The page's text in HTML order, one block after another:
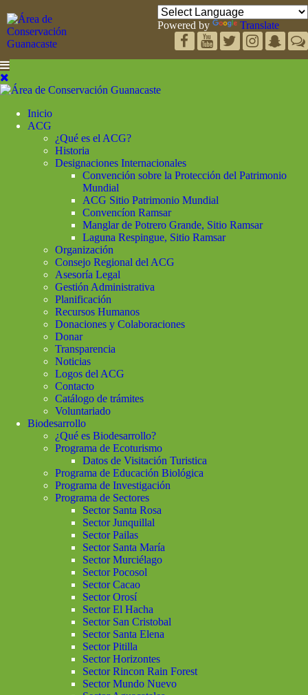
Powered by Translate
Inicio
ACG
¿Qué es el ACG?
Historia
Designaciones Internacionales
Convención sobre la Protección del Patrimonio
Mundial
ACG Sitio Patrimonio Mundial
Convencíon Ramsar
Manglar de Potrero Grande, Sitio Ramsar
Laguna Respingue, Sitio Ramsar
Organización
Consejo Regional del ACG
Asesoría Legal
Gestión Administrativa
Planificación
Recursos Humanos
Donaciones y Colaboraciones
Donar
Transparencia
Noticias
Logos del ACG
Contacto
Catálogo de trámites
Voluntariado
Biodesarrollo
¿Qué es Biodesarrollo?
Programa de Ecoturismo
Datos de Visitación Turistica
Programa de Educación Biológica
Programa de Investigación
Programa de Sectores
Sector Santa Rosa
Sector Junquillal
Sector Pailas
Sector Santa María
Sector Murciélago
Sector Pocosol
Sector Cacao
Sector Orosí
Sector El Hacha
Sector San Cristobal
Sector Santa Elena
Sector Pitilla
Sector Horizontes
Sector Rincon Rain Forest
Sector Mundo Nuevo